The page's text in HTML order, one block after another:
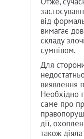
від
вимагає
складу
сумнівом.
Для
виявлення
Необхідно
саме про
дії,
також